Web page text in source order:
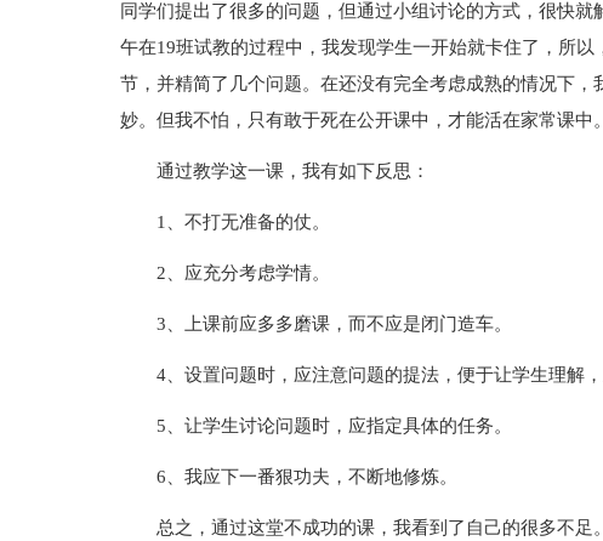
同学们提出了很多的问题，但通过小组讨论的方式，很快
午在19班试教的过程中，我发现学生一开始就卡住了，所
节，并精简了几个问题。在还没有完全考虑成熟的情况下
妙。但我不怕，只有敢于死在公开课中，才能活在家常课中。
通过教学这一课，我有如下反思：
1、不打无准备的仗。
2、应充分考虑学情。
3、上课前应多多磨课，而不应是闭门造车。
4、设置问题时，应注意问题的提法，便于让学生理解
5、让学生讨论问题时，应指定具体的任务。
6、我应下一番狠功夫，不断地修炼。
总之，通过这堂不成功的课，我看到了自己的很多不